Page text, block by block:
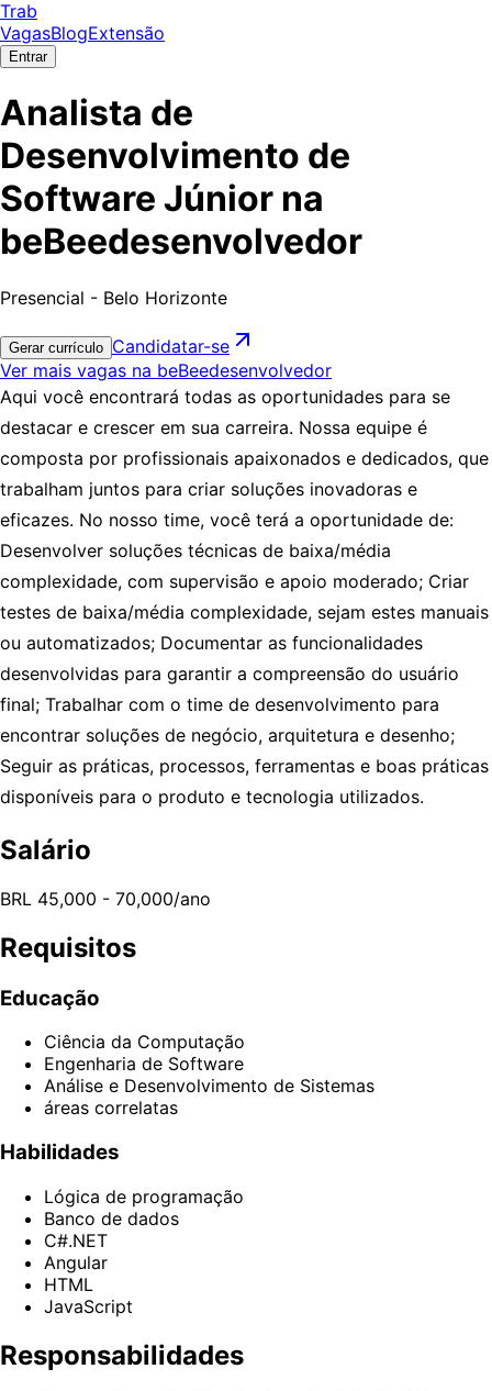
Trab
VagasBlogExtensão
Entrar
Analista de
Desenvolvimento de
Software Júnior na
beBeedesenvolvedor
Presencial - Belo Horizonte
Gerar currículo Candidatar-se
Ver mais vagas na beBeedesenvolvedor
Aqui você encontrará todas as oportunidades para se
destacar e crescer em sua carreira. Nossa equipe é
composta por profissionais apaixonados e dedicados, que
trabalham juntos para criar soluções inovadoras e
eficazes. No nosso time, você terá a oportunidade de:
Desenvolver soluções técnicas de baixa/média
complexidade, com supervisão e apoio moderado; Criar
testes de baixa/média complexidade, sejam estes manuais
ou automatizados; Documentar as funcionalidades
desenvolvidas para garantir a compreensão do usuário
final; Trabalhar com o time de desenvolvimento para
encontrar soluções de negócio, arquitetura e desenho;
Seguir as práticas, processos, ferramentas e boas práticas
disponíveis para o produto e tecnologia utilizados.
Salário
BRL 45,000 - 70,000/ano
Requisitos
Educação
Ciência da Computação
Engenharia de Software
Análise e Desenvolvimento de Sistemas
áreas correlatas
Habilidades
Lógica de programação
Banco de dados
C#.NET
Angular
HTML
JavaScript
Responsabilidades